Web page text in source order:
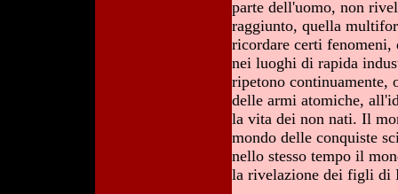
parte dell'uomo, non
raggiunto, quella
ricordare certi
nei luoghi di rapida
ripetono continuamente,
delle armi atomiche,
la vita dei non nati. Il
mondo delle conquiste
nello stesso tempo il
la rivelazione dei figli di